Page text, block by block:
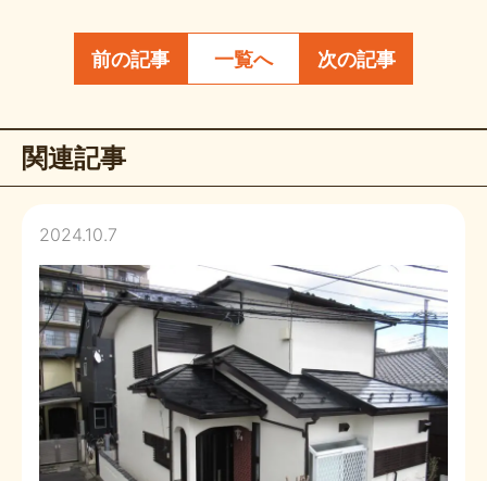
前の記事 一覧へ 次の記事
関連記事
2024.10.7